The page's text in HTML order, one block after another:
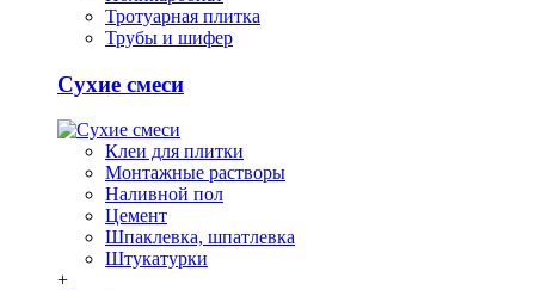
Тротуарная плитка
Трубы и шифер
Сухие смеси
Клеи для плитки
Монтажные растворы
Наливной пол
Цемент
Шпаклевка, шпатлевка
Штукатурки
+